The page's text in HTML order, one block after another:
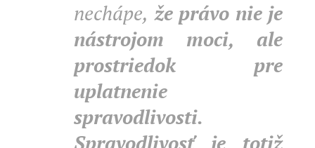
nechápe, že právo nie je
nástrojom moci, ale
prostriedok pre
uplatnenie
spravodlivosti.
Spravodlivosť je totiž